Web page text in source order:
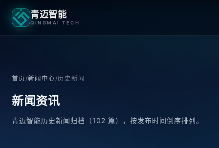
青迈智能
QINGMAI TECH
首页/新闻中心/历史新闻
新闻资讯
青迈智能历史新闻归档（102 篇），按发布时间倒序排列。